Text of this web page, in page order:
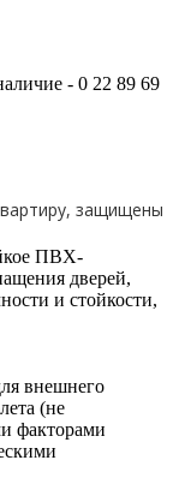
- 0 22 89 69
защищены
ПВХ-
дверей,
и стойкости,
внешнего
(не
факторами